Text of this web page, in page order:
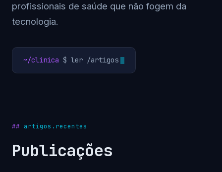
profissionais de saúde que não fogem da
tecnologia.
~/clinica $ ler /artigos
artigos.recentes
Publicações